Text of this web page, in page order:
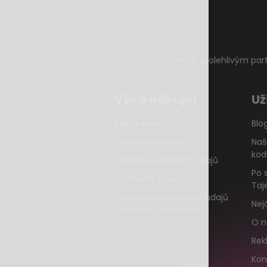
Jsme spolehlivým
Ochrana osobních údajů
Zpracování osobních údajů
Po
O